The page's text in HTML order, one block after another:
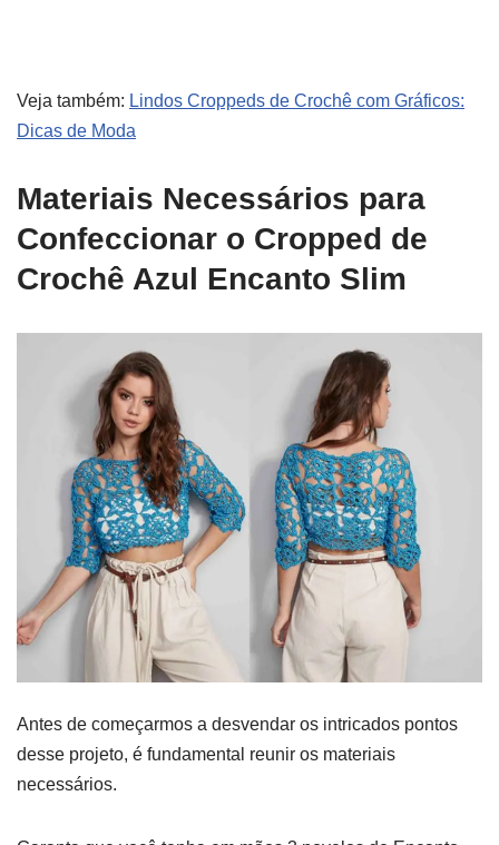
Veja também: Lindos Croppeds de Crochê com Gráficos:
Dicas de Moda
Materiais Necessários para
Confeccionar o Cropped de
Crochê Azul Encanto Slim
Antes de começarmos a desvendar os intricados pontos
desse projeto, é fundamental reunir os materiais
necessários.